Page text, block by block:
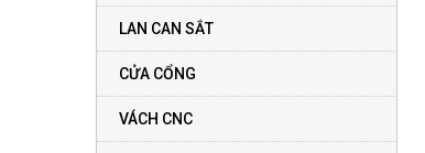
LAN CAN SẮT
CỬA CỔNG
VÁCH CNC